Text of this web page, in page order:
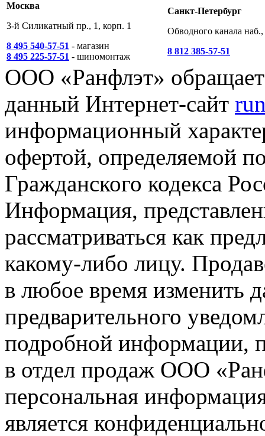
Москва
3-й Силикатный пр., 1, корп. 1
8 495 540-57-51 - магазин
8 495 225-57-51 - шиномонтаж
Санкт-Петербург
Обводного канала
8 812 385-57-51
ООО «Ранфлэт»
данный Интернет-сайт
информационный
офертой, определяемой
Гражданского кодекса
Информация,
рассматриваться как
какому-либо лицу.
в любое время изменить
предварительного
подробной информации,
в отдел продаж ООО
персональная
является